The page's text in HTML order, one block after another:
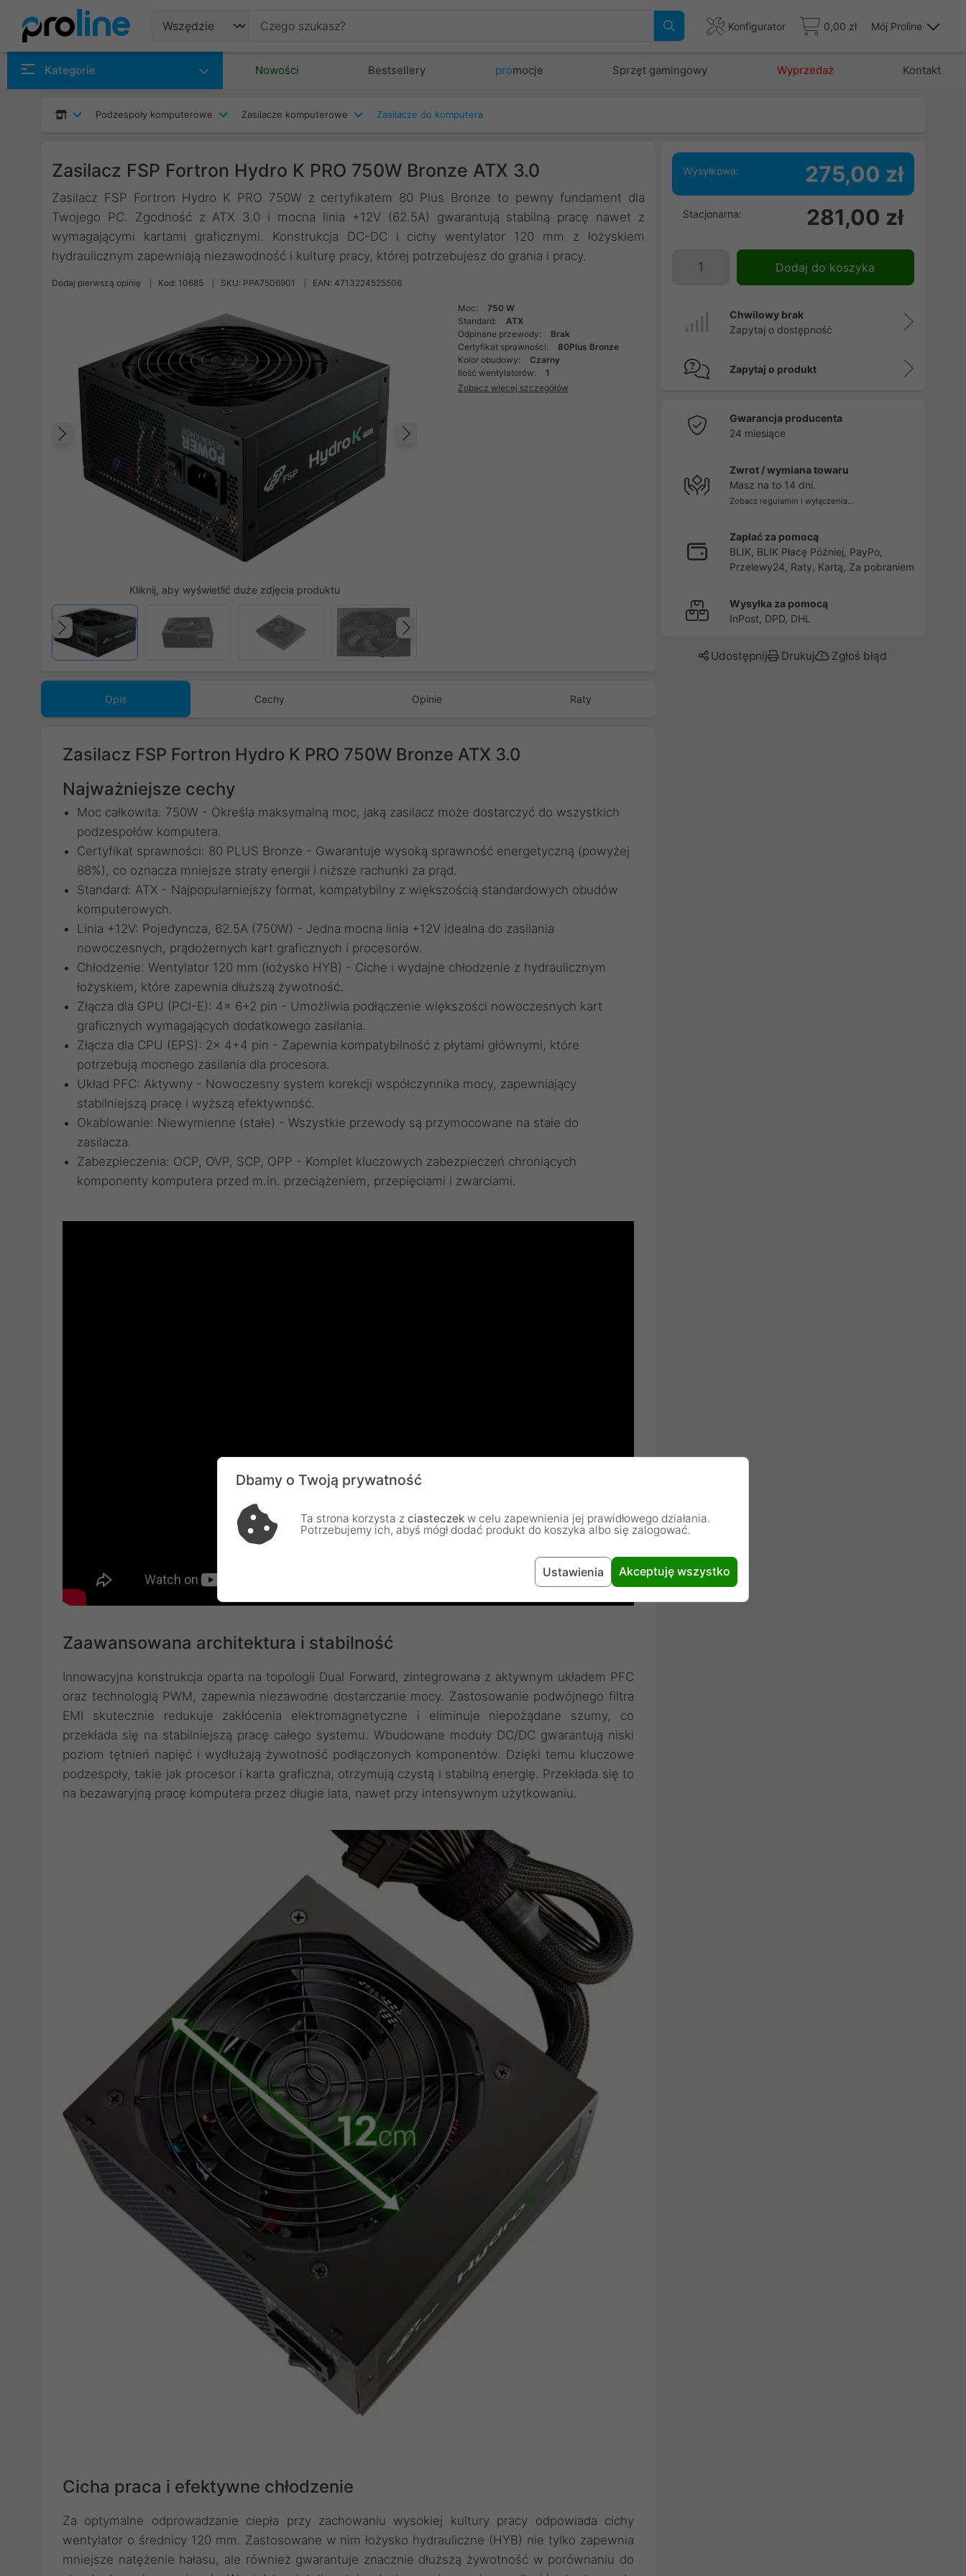
Konfigurator 0,00 zł Mój Proline
Kategorie Nowości Bestsellery promocje Sprzęt gamingowy Wyprzedaż Kontakt
Podzespoły komputerowe Zasilacze komputerowe Zasilacze do komputera
Zasilacz FSP Fortron Hydro K PRO 750W Bronze ATX 3.0
Zasilacz FSP Fortron Hydro K PRO 750W z certyfikatem 80 Plus Bronze to pewny fundament dla
Twojego PC. Zgodność z ATX 3.0 i mocna linia +12V (62.5A) gwarantują stabilną pracę nawet z
wymagającymi kartami graficznymi. Konstrukcja DC-DC i cichy wentylator 120 mm z łożyskiem
hydraulicznym zapewniają niezawodność i kulturę pracy, której potrzebujesz do grania i pracy.
Dodaj pierwszą opinię Kod: 10685 SKU: PPA7506901 EAN: 4713224525506
Poprzedni
Kliknij, aby wyświetlić duże zdjęcia produktu
Następny
Poprzedni
Moc:
750 W
Standard:
ATX
Odpinane przewody:
Brak
Certyfikat sprawności:
80Plus Bronze
Kolor obudowy:
Czarny
Ilość wentylatorów:
1
Zobacz więcej szczegółów
Opis Cechy Opinie Raty
Zasilacz FSP Fortron Hydro K PRO 750W Bronze ATX 3.0
Najważniejsze cechy
Moc całkowita: 750W - Określa maksymalną moc, jaką zasilacz może dostarczyć do wszystkich
podzespołów komputera.
Certyfikat sprawności: 80 PLUS Bronze - Gwarantuje wysoką sprawność energetyczną (powyżej
88%), co oznacza mniejsze straty energii i niższe rachunki za prąd.
Standard: ATX - Najpopularniejszy format, kompatybilny z większością standardowych obudów
komputerowych.
Linia +12V: Pojedyncza, 62.5A (750W) - Jedna mocna linia +12V idealna do zasilania
nowoczesnych, prądożernych kart graficznych i procesorów.
Chłodzenie: Wentylator 120 mm (łożysko HYB) - Ciche i wydajne chłodzenie z hydraulicznym
łożyskiem, które zapewnia dłuższą żywotność.
Złącza dla GPU (PCI-E): 4x 6+2 pin - Umożliwia podłączenie większości nowoczesnych kart
graficznych wymagających dodatkowego zasilania.
Złącza dla CPU (EPS): 2x 4+4 pin - Zapewnia kompatybilność z płytami głównymi, które
potrzebują mocnego zasilania dla procesora.
Układ PFC: Aktywny - Nowoczesny system korekcji współczynnika mocy, zapewniający
stabilniejszą pracę i wyższą efektywność.
Okablowanie: Niewymienne (stałe) - Wszystkie przewody są przymocowane na stałe do
zasilacza.
Zabezpieczenia: OCP, OVP, SCP, OPP - Komplet kluczowych zabezpieczeń chroniących
komponenty komputera przed m.in. przeciążeniem, przepięciami i zwarciami.
Zaawansowana architektura i stabilność
Innowacyjna konstrukcja oparta na topologii Dual Forward, zintegrowana z aktywnym układem PFC
oraz technologią PWM, zapewnia niezawodne dostarczanie mocy. Zastosowanie podwójnego filtra
EMI skutecznie redukuje zakłócenia elektromagnetyczne i eliminuje niepożądane szumy, co
przekłada się na stabilniejszą pracę całego systemu. Wbudowane moduły DC/DC gwarantują niski
poziom tętnień napięć i wydłużają żywotność podłączonych komponentów. Dzięki temu kluczowe
podzespoły, takie jak procesor i karta graficzna, otrzymują czystą i stabilną energię. Przekłada się to
na bezawaryjną pracę komputera przez długie lata, nawet przy intensywnym użytkowaniu.
Cicha praca i efektywne chłodzenie
Za optymalne odprowadzanie ciepła przy zachowaniu wysokiej kultury pracy odpowiada cichy
wentylator o średnicy 120 mm. Zastosowane w nim łożysko hydrauliczne (HYB) nie tylko zapewnia
mniejsze natężenie hałasu, ale również gwarantuje znacznie dłuższą żywotność w porównaniu do
Wysyłkowa: 275,00 zł
Stacjonarna: 281,00 zł
Dodaj do koszyka
Chwilowy brak
Zapytaj o dostępność
Zapytaj o produkt
Gwarancja producenta
24 miesiące
Zwrot / wymiana towaru
Masz na to 14 dni.
Zobacz regulamin i wyłączenia...
Zapłać za pomocą
BLIK, BLIK Płacę Później, PayPo,
Przelewy24, Raty, Kartą, Za pobraniem
Wysyłka za pomocą
InPost, DPD, DHL
Udostępnij Drukuj Zgłoś błąd
Dbamy o Twoją prywatność
Ta strona korzysta z ciasteczek w celu zapewnienia jej prawidłowego działania.
Potrzebujemy ich, abyś mógł dodać produkt do koszyka albo się zalogować.
Ustawienia Akceptuję wszystko